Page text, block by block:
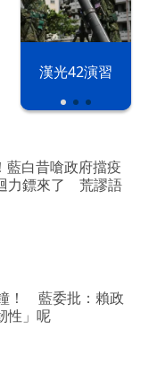
漢光42演習
藍白昔嗆政府擋疫
力鏢來了 荒謬語
！ 藍委批：賴政
性」呢